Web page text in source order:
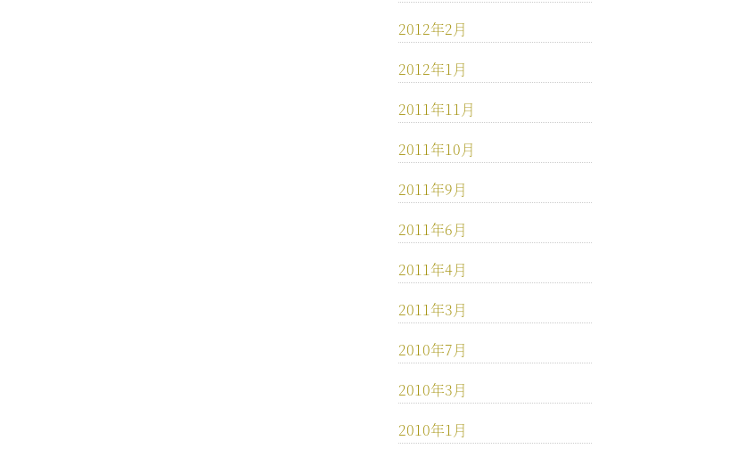
2012年2月
2012年1月
2011年11月
2011年10月
2011年9月
2011年6月
2011年4月
2011年3月
2010年7月
2010年3月
2010年1月